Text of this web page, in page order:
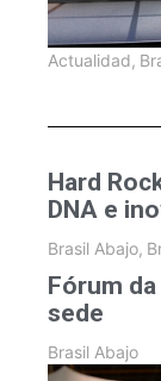
Actualidad,
Hard
DNA e
Brasil Abajo,
Fórum
sede
Brasil Abajo